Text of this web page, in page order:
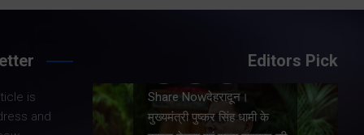
is
and
Editors Pick
धामी के
Share Nowदेहरादून।
मुख्यमंत्री पुष्कर सिंह धामी ने
प्रदेश में शहरी आधारभूत